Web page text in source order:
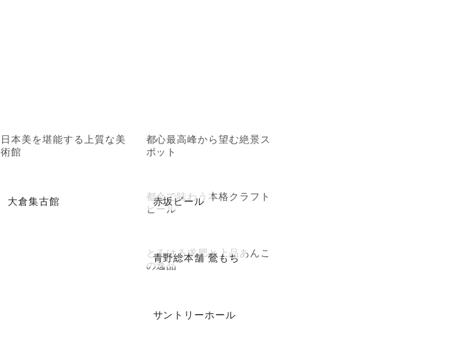
日本美を堪能する上質な美
術館
都心最高峰から望む絶景ス
ポット
大倉集古館 赤坂ビール
都会で味わう本格クラフト
ビール
青野総本舗 鶯もち
とろける求肥と上品あんこ
の逸品
サントリーホール